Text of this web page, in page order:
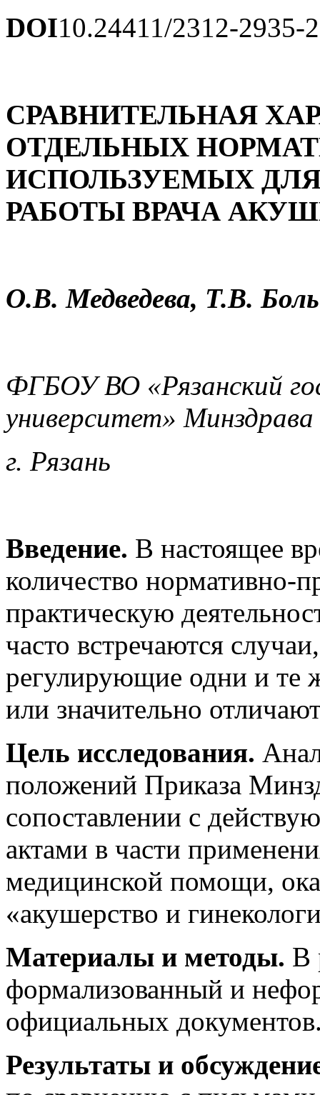
DOI10.24411/2312-2935-
СРАВНИТЕЛЬНАЯ
ОТДЕЛЬНЫХ
ИСПОЛЬЗУЕМЫХ
РАБОТЫ ВРАЧА
О.В. Медведева, Т.В.
ФГБОУ ВО «Рязанский
университет» Минздрава
г. Рязань
Введение. В настоящее
количество нормативно-
практическую
часто встречаются
регулирующие одни и те
или значительно
Цель исследования.
положений Приказа
сопоставлении с
актами в части
медицинской помощи,
«акушерство и
Материалы и методы. В
формализованный и
официальных
Результаты и